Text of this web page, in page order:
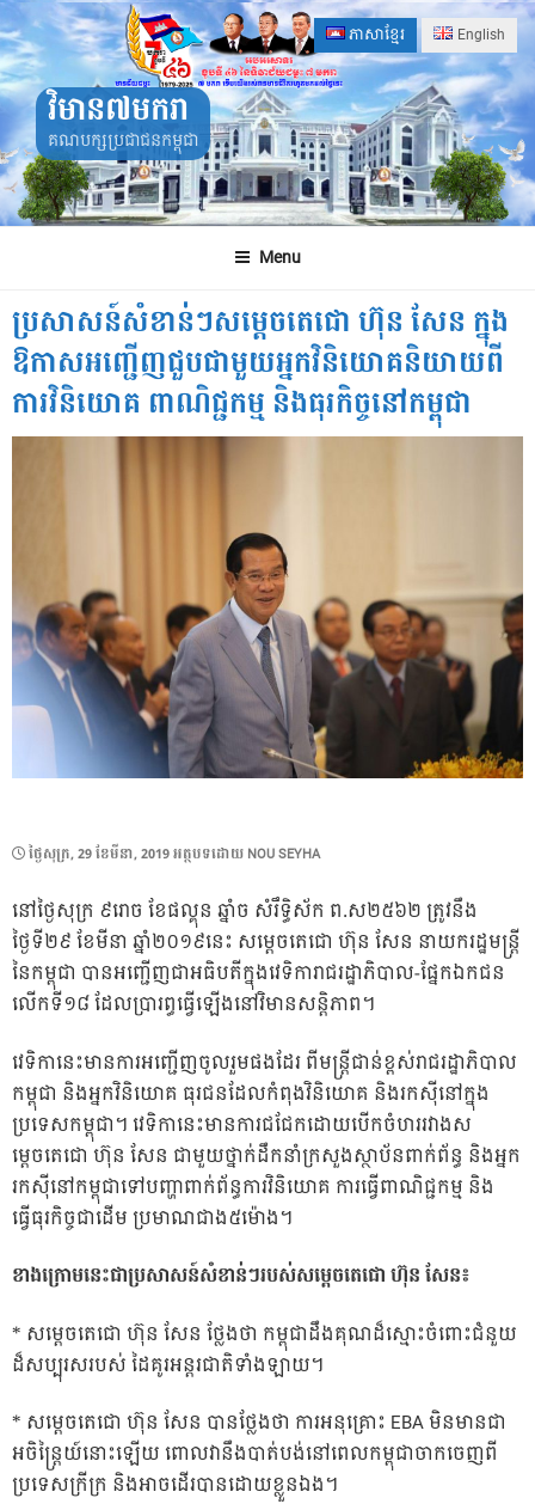
Skip
to
content
ភាសាខ្មែរ English
វិមាន៧មករា
គណបក្សប្រជាជនកម្ពុជា
Menu
ប្រសាសន៍សំខាន់ៗសម្តេចតេជោ ហ៊ុន សែន ក្នុង
ឱកាសអញ្ជើញជួបជាមួយអ្នកវិនិយោគនិយាយពី
ការវិនិយោគ ពាណិជ្ជកម្ម និងធុរកិច្ចនៅកម្ពុជា
POSTED
ថ្ងៃ​សុក្រ, 29 ខែ​មីនា, 2019អត្ថបទដោយ NOU SEYHA
នៅថ្ងៃសុក្រ ៩រោច ខែផល្គុន ឆ្នាំច សំរឹទ្ធិស័ក ព.ស២៥៦២ ត្រូវនឹង
ថ្ងៃទី២៩ ខែមីនា ឆ្នាំ២០១៩នេះ សម្តេចតេជោ ហ៊ុន សែន នាយករដ្ឋមន្ត្រី
នៃកម្ពុជា បានអញ្ជើញជាអធិបតីក្នុងវេទិការាជរដ្ឋាភិបាល-ផ្នែកឯកជន
លើកទី១៨ ដែលប្រារព្ធធ្វើឡើងនៅវិមានសន្តិភាព។
វេទិកានេះមានការអញ្ជើញចូលរួមផងដែរ ពីមន្រ្តីជាន់ខ្ពស់រាជរដ្ឋាភិបាល
កម្ពុជា និងអ្នកវិនិយោគ ធុរជនដែលកំពុងវិនិយោគ និងរកស៊ីនៅក្នុង
ប្រទេសកម្ពុជា។ វេទិកានេះមានការជជែកដោយបើកចំហររវាងស
ម្តេចតេជោ ហ៊ុន សែន ជាមួយថ្នាក់ដឹកនាំក្រសួងស្ថាប័នពាក់ព័ន្ធ និងអ្នក
រកស៊ីនៅកម្ពុជាទៅបញ្ហាពាក់ព័ន្ធការវិនិយោគ ការធ្វើពាណិជ្ជកម្ម និង
ធ្វើធុរកិច្ចជាដើម ប្រមាណជាង៥ម៉ោង។
ខាងក្រោមនេះជាប្រសាសន៍សំខាន់ៗរបស់សម្តេចតេជោ ហ៊ុន សែន៖
* សម្តេចតេជោ ហ៊ុន សែន ថ្លែងថា កម្ពុជាដឹងគុណដ៏ស្មោះចំពោះជំនួយ
ដ៏សប្បុរសរបស់ ដៃគូរអន្តរជាតិទាំងឡាយ។
* សម្តេចតេជោ ហ៊ុន សែន បានថ្លែងថា ការអនុគ្រោះ EBA មិនមានជា
អចិន្ត្រៃយ៍នោះឡើយ ពោលវានឹងបាត់បង់នៅពេលកម្ពុជាចាកចេញពី
ប្រទេសក្រីក្រ និងអាចដើរបានដោយខ្លួនឯង។